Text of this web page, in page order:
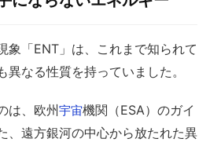
象「ENT」は、これまで知られて
なる性質を持っていました。
は、欧州宇宙機関（ESA）のガイ
、遠方銀河の中心から放たれた異